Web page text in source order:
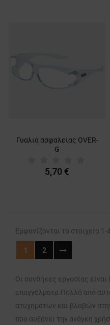
Γυαλιά ασφαλείας OVER-
G
5,70 €
Εμφανίζονται τα στοιχεία
1 2
Οι συνθήκες εργασίας
επαγγέλματα.Πολλά από
ατυχημάτων και βλαβών
που αυξάνει την ανάγκη